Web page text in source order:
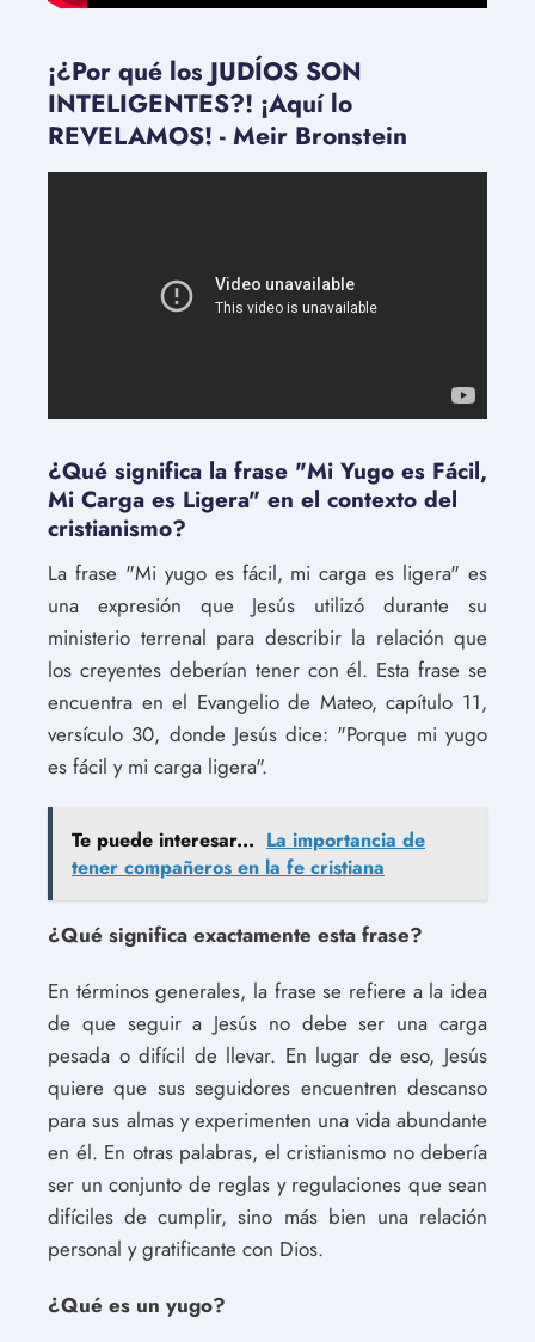
¡¿Por qué los JUDÍOS SON
INTELIGENTES?! ¡Aquí lo
REVELAMOS! - Meir Bronstein
¿Qué significa la frase "Mi Yugo es Fácil,
Mi Carga es Ligera" en el contexto del
cristianismo?
La frase "Mi yugo es fácil, mi carga es ligera" es
una expresión que Jesús utilizó durante su
ministerio terrenal para describir la relación que
los creyentes deberían tener con él. Esta frase se
encuentra en el Evangelio de Mateo, capítulo 11,
versículo 30, donde Jesús dice: "Porque mi yugo
es fácil y mi carga ligera".
Te puede interesar... La importancia de
tener compañeros en la fe cristiana
¿Qué significa exactamente esta frase?
En términos generales, la frase se refiere a la idea
de que seguir a Jesús no debe ser una carga
pesada o difícil de llevar. En lugar de eso, Jesús
quiere que sus seguidores encuentren descanso
para sus almas y experimenten una vida abundante
en él. En otras palabras, el cristianismo no debería
ser un conjunto de reglas y regulaciones que sean
difíciles de cumplir, sino más bien una relación
personal y gratificante con Dios.
¿Qué es un yugo?